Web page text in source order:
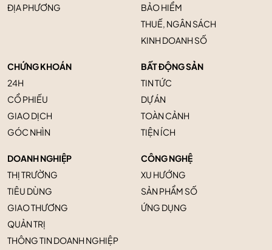
ĐỊA PHƯƠNG
BẢO HIỂM
THUẾ, NGÂN SÁCH
KINH DOANH SỐ
CHỨNG KHOÁN
24H
CỔ PHIẾU
GIAO DỊCH
GÓC NHÌN
BẤT ĐỘNG SẢN
TIN TỨC
DỰ ÁN
TOÀN CẢNH
TIỆN ÍCH
DOANH NGHIỆP
THỊ TRƯỜNG
TIÊU DÙNG
GIAO THƯƠNG
QUẢN TRỊ
THÔNG TIN DOANH NGHIỆP
CÔNG NGHỆ
XU HƯỚNG
SẢN PHẨM SỐ
ỨNG DỤNG